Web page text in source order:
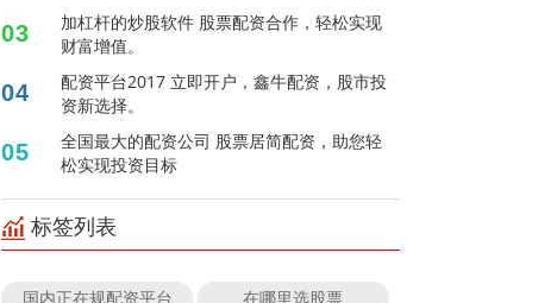
03
加杠杆的炒股软件 股票配资合作，轻松实现
财富增值。
04
配资平台2017 立即开户，鑫牛配资，股市投
资新选择。
05
全国最大的配资公司 股票居简配资，助您轻
松实现投资目标
标签列表
国内正在规配资平台 在哪里选股票